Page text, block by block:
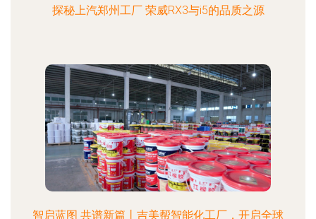
探秘上汽郑州工厂 荣威RX3与i5的品质之源
智启蓝图 共谱新篇丨吉美帮智能化工厂，开启全球